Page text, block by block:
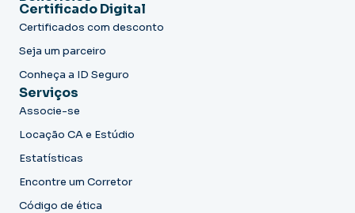
Certificado Digital
Certificados com desconto
Seja um parceiro
Conheça a ID Seguro
Serviços
Associe-se
Locação CA e Estúdio
Estatísticas
Encontre um Corretor
Código de ética